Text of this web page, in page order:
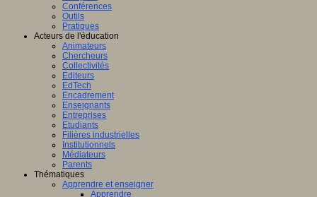
Conférences
Outils
Pratiques
Acteurs de l'éducation
Animateurs
Chercheurs
Collectivités
Editeurs
EdTech
Encadrement
Enseignants
Entreprises
Etudiants
Filières industrielles
Institutionnels
Médiateurs
Parents
Thématiques
Apprendre et enseigner
Apprendre